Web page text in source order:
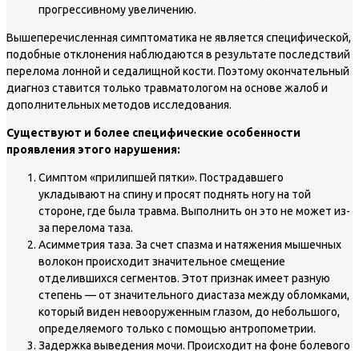
прогрессивному увеличению.
Вышеперечисленная симптоматика не является специфической,
подобные отклонения наблюдаются в результате последствий
перелома лонной и седалищной кости. Поэтому окончательный
диагноз ставится только травматологом на основе жалоб и
дополнительных методов исследования.
Существуют и более специфические особенности
проявления этого нарушения:
Симптом «прилипшей пятки». Пострадавшего
укладывают на спину и просят поднять ногу на той
стороне, где была травма. Выполнить он это не может из-
за перелома таза.
Асимметрия таза. За счет спазма и натяжения мышечных
волокон происходит значительное смещение
отделившихся сегментов. Этот признак имеет разную
степень — от значительного диастаза между обломками,
который виден невооруженным глазом, до небольшого,
определяемого только с помощью антропометрии.
Задержка выведения мочи. Происходит на фоне болевого